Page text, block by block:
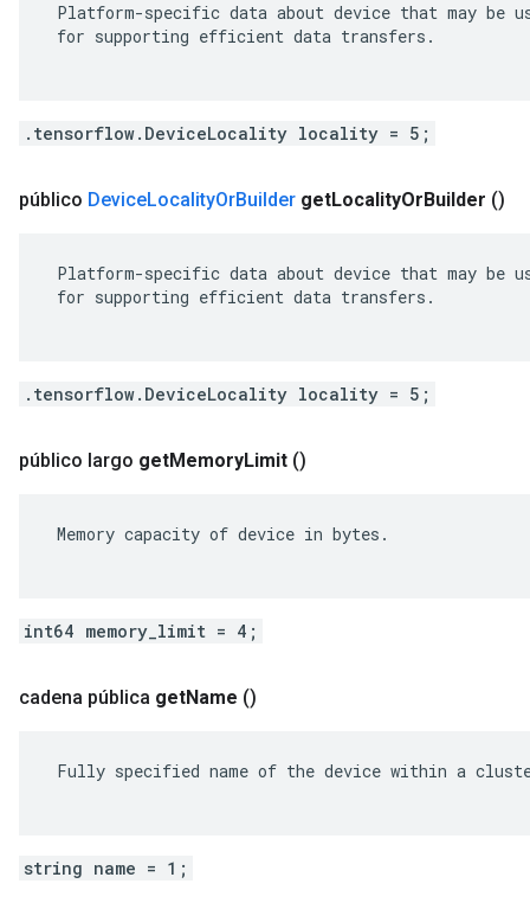
Platform-specific data about device that may be
for supporting efficient data transfers.
.tensorflow.DeviceLocality locality = 5;
público DeviceLocalityOrBuilder getLocalityOrBuilder ()
Platform-specific data about device that may be
for supporting efficient data transfers.
.tensorflow.DeviceLocality locality = 5;
público largo getMemoryLimit ()
Memory capacity of device in bytes.
int64 memory_limit = 4;
cadena pública getName ()
Fully specified name of the device within a
string name = 1;